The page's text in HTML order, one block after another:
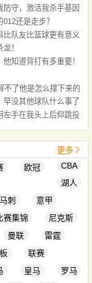
守，激活我杀手基因
还是走步？
比队友比篮球更有意义
！
知道背打有多重要！
不了他是怎么撑下来的
早没其他球队什么事了
左手在我头上后仰跳投
更多
欧冠
CBA
湖人
马刺
意甲
赛集锦
尼克斯
曼联
雷霆
联赛
皇马
罗马